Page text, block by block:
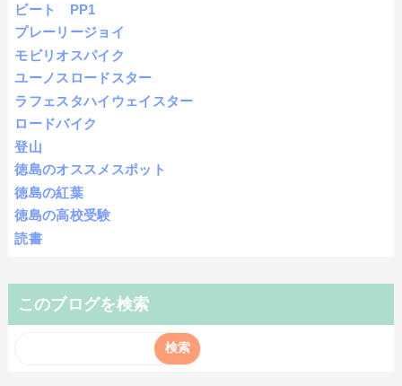
ビート PP1
プレーリージョイ
モビリオスパイク
ユーノスロードスター
ラフェスタハイウェイスター
ロードバイク
登山
徳島のオススメスポット
徳島の紅葉
徳島の高校受験
読書
このブログを検索